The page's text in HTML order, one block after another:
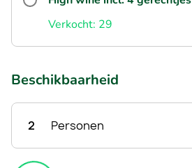
Verkocht: 29
Beschikbaarheid
2 Personen